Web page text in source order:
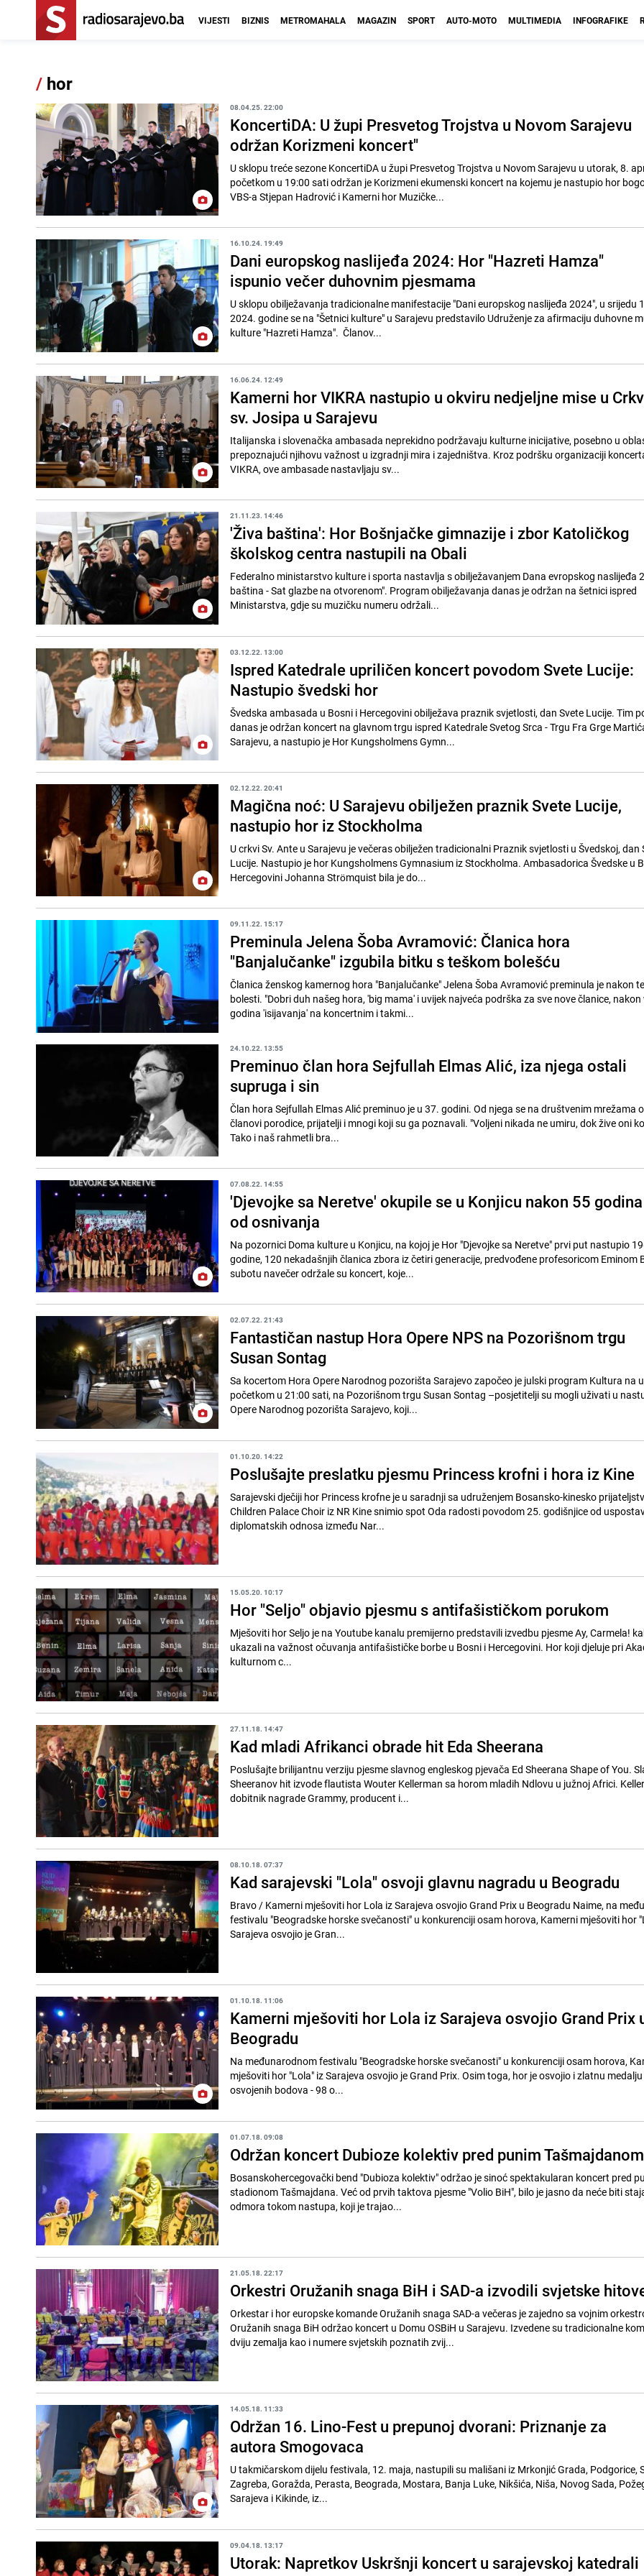
VIJESTI BIZNIS METROMAHALA MAGAZIN SPORT AUTO-MOTO MULTIMEDIA INFOGRAFIKE
/ hor
08.04.25. 22:00
KoncertiDA: U župi Presvetog Trojstva u Novom Sarajevu
održan Korizmeni koncert"
U sklopu treće sezone KoncertiDA u župi Presvetog Trojstva u Novom Sarajevu u utorak, 8.
početkom u 19:00 sati održan je Korizmeni ekumenski koncert na kojemu je nastupio hor
VBS-a Stjepan Hadrović i Kamerni hor Muzičke...
16.10.24. 19:49
Dani europskog naslijeđa 2024: Hor "Hazreti Hamza"
ispunio večer duhovnim pjesmama
U sklopu obilježavanja tradicionalne manifestacije "Dani europskog naslijeđa 2024", u srijedu
2024. godine se na "Šetnici kulture" u Sarajevu predstavilo Udruženje za afirmaciju duhovne
kulture "Hazreti Hamza". Članov...
16.06.24. 12:49
Kamerni hor VIKRA nastupio u okviru nedjeljne mise u
sv. Josipa u Sarajevu
Italijanska i slovenačka ambasada neprekidno podržavaju kulturne inicijative, posebno u
prepoznajući njihovu važnost u izgradnji mira i zajedništva. Kroz podršku organizaciji
VIKRA, ove ambasade nastavljaju sv...
21.11.23. 14:46
'Živa baština': Hor Bošnjačke gimnazije i zbor Katoličkog
školskog centra nastupili na Obali
Federalno ministarstvo kulture i sporta nastavlja s obilježavanjem Dana evropskog naslijeđa
baština - Sat glazbe na otvorenom". Program obilježavanja danas je održan na šetnici ispred
Ministarstva, gdje su muzičku numeru održali...
03.12.22. 13:00
Ispred Katedrale upriličen koncert povodom Svete Lucije:
Nastupio švedski hor
Švedska ambasada u Bosni i Hercegovini obilježava praznik svjetlosti, dan Svete Lucije. Tim
danas je održan koncert na glavnom trgu ispred Katedrale Svetog Srca - Trgu Fra Grge
Sarajevu, a nastupio je Hor Kungsholmens Gymn...
02.12.22. 20:41
Magična noć: U Sarajevu obilježen praznik Svete Lucije,
nastupio hor iz Stockholma
U crkvi Sv. Ante u Sarajevu je večeras obilježen tradicionalni Praznik svjetlosti u Švedskoj, dan
Lucije. Nastupio je hor Kungsholmens Gymnasium iz Stockholma. Ambasadorica Švedske u
Hercegovini Johanna Strömquist bila je do...
09.11.22. 15:17
Preminula Jelena Šoba Avramović: Članica hora
"Banjalučanke" izgubila bitku s teškom bolešću
Članica ženskog kamernog hora "Banjalučanke" Jelena Šoba Avramović preminula je nakon
bolesti. "Dobri duh našeg hora, 'big mama' i uvijek najveća podrška za sve nove članice, nakon
godina 'isijavanja' na koncertnim i takmi...
24.10.22. 13:55
Preminuo član hora Sejfullah Elmas Alić, iza njega ostali
supruga i sin
Član hora Sejfullah Elmas Alić preminuo je u 37. godini. Od njega se na društvenim mrežama
članovi porodice, prijatelji i mnogi koji su ga poznavali. "Voljeni nikada ne umiru, dok žive oni
Tako i naš rahmetli bra...
07.08.22. 14:55
'Djevojke sa Neretve' okupile se u Konjicu nakon 55 godina
od osnivanja
Na pozornici Doma kulture u Konjicu, na kojoj je Hor "Djevojke sa Neretve" prvi put nastupio
godine, 120 nekadašnjih članica zbora iz četiri generacije, predvođene profesoricom Eminom
subotu navečer održale su koncert, koje...
02.07.22. 21:43
Fantastičan nastup Hora Opere NPS na Pozorišnom trgu
Susan Sontag
Sa kocertom Hora Opere Narodnog pozorišta Sarajevo započeo je julski program Kultura na
početkom u 21:00 sati, na Pozorišnom trgu Susan Sontag –posjetitelji su mogli uživati u
Opere Narodnog pozorišta Sarajevo, koji...
01.10.20. 14:22
Poslušajte preslatku pjesmu Princess krofni i hora iz Kine
Sarajevski dječiji hor Princess krofne je u saradnji sa udruženjem Bosansko-kinesko
Children Palace Choir iz NR Kine snimio spot Oda radosti povodom 25. godišnjice od
diplomatskih odnosa između Nar...
15.05.20. 10:17
Hor "Seljo" objavio pjesmu s antifašističkom porukom
Mješoviti hor Seljo je na Youtube kanalu premijerno predstavili izvedbu pjesme Ay, Carmela!
ukazali na važnost očuvanja antifašističke borbe u Bosni i Hercegovini. Hor koji djeluje pri
kulturnom c...
27.11.18. 14:47
Kad mladi Afrikanci obrade hit Eda Sheerana
Poslušajte brilijantnu verziju pjesme slavnog engleskog pjevača Ed Sheerana Shape of You.
Sheeranov hit izvode flautista Wouter Kellerman sa horom mladih Ndlovu u južnoj Africi.
dobitnik nagrade Grammy, producent i...
08.10.18. 07:37
Kad sarajevski "Lola" osvoji glavnu nagradu u Beogradu
Bravo / Kamerni mješoviti hor Lola iz Sarajeva osvojio Grand Prix u Beogradu Naime, na
festivalu "Beogradske horske svečanosti" u konkurenciji osam horova, Kamerni mješoviti hor
Sarajeva osvojio je Gran...
01.10.18. 11:06
Kamerni mješoviti hor Lola iz Sarajeva osvojio Grand Prix
Beogradu
Na međunarodnom festivalu "Beogradske horske svečanosti" u konkurenciji osam horova,
mješoviti hor "Lola" iz Sarajeva osvojio je Grand Prix. Osim toga, hor je osvojio i zlatnu
osvojenih bodova - 98 o...
01.07.18. 09:08
Održan koncert Dubioze kolektiv pred punim Tašmajdanom
Bosanskohercegovački bend "Dubioza kolektiv" održao je sinoć spektakularan koncert pred
stadionom Tašmajdana. Već od prvih taktova pjesme "Volio BiH", bilo je jasno da neće biti
odmora tokom nastupa, koji je trajao...
21.05.18. 22:17
Orkestri Oružanih snaga BiH i SAD-a izvodili svjetske
Orkestar i hor europske komande Oružanih snaga SAD-a večeras je zajedno sa vojnim
Oružanih snaga BiH održao koncert u Domu OSBiH u Sarajevu. Izvedene su tradicionalne
dviju zemalja kao i numere svjetskih poznatih zvij...
14.05.18. 11:33
Održan 16. Lino-Fest u prepunoj dvorani: Priznanje za
autora Smogovaca
U takmičarskom dijelu festivala, 12. maja, nastupili su mališani iz Mrkonjić Grada, Podgorice,
Zagreba, Goražda, Perasta, Beograda, Mostara, Banja Luke, Nikšića, Niša, Novog Sada,
Sarajeva i Kikinde, iz...
09.04.18. 13:17
Utorak: Napretkov Uskršnji koncert u sarajevskoj katedrali